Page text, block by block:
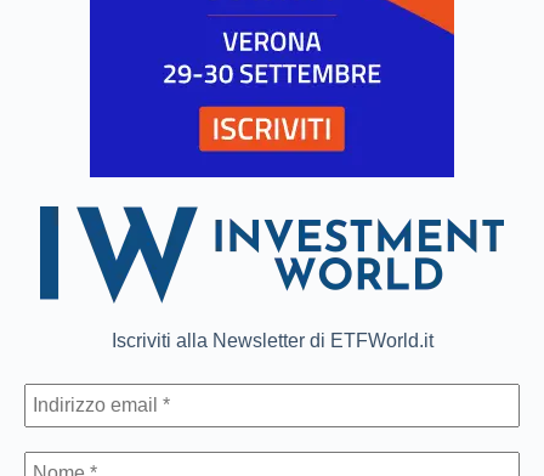
Iscriviti alla Newsletter di ETFWorld.it